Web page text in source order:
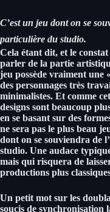
C’est un jeu dont on se
particulière du studio.
Cela étant dit, et le
parler de la partie
jeu possède vraiment une
des personnages très
minimalistes. Et comme
designs sont beaucoup
en se basant sur des
ne sera pas le plus beau
dont on se souviendra de
studio. Une audace
mais qui risquera de
productions plus
Un petit mot sur les
soucis de synchronisation